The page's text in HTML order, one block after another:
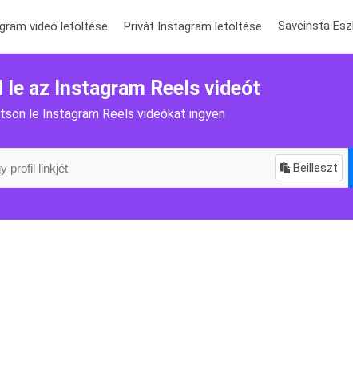
videó letöltése Privát Instagram letöltése Saveinsta
le az Instagram Reels videót
le Instagram Reels videókat ingyen
Beilleszt